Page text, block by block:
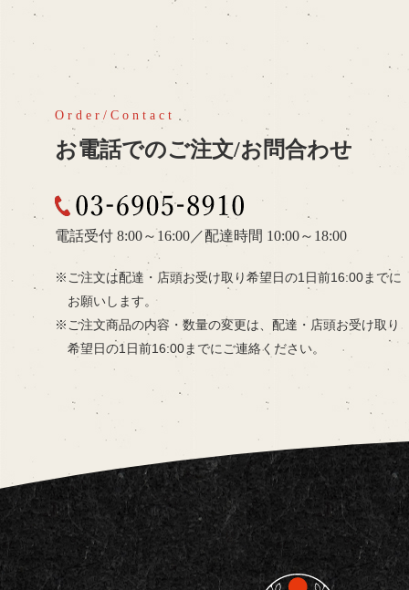
お電話でのご注文/お問合わせ
03-6905-8910
電話受付 8:00～16:00 ／配達時間 10:00～18:00
ご注文は配達・店頭お受け取り希望日の1日前16:00までに
お願いします。
ご注文商品の内容・数量の変更は、 配達・店頭お受け取り
希望日の1日前16:00までにご連絡ください。